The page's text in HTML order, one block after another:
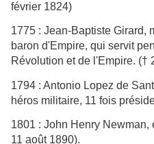
février 1824)
1775 : Jean-Baptiste Girard,
baron d'Empire, qui servit
Révolution et de l'Empire. (†
1794 : Antonio Lopez de
héros militaire, 11 fois
1801 : John Henry
11 août 1890).